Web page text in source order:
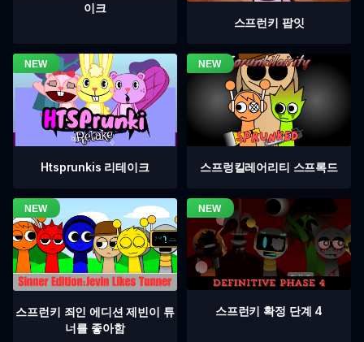
이크
스프런키 팝잇
Htsprunkis 리테이크 스프렁킬레어리티 스프록드
스프런키 죄인 에디션 제빈이 튜
너를 좋아함
스프런키 확정 단계 4